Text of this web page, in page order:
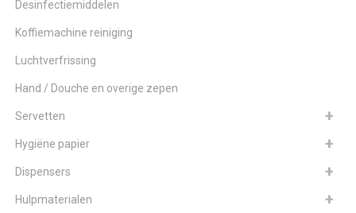
Desinfectiemiddelen
Koffiemachine reiniging
Luchtverfrissing
Hand / Douche en overige zepen
Servetten
Hygiëne papier
Dispensers
Hulpmaterialen